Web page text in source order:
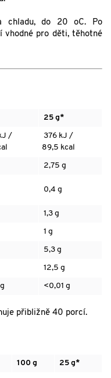
chladu, do 20 oC. Po
vhodné pro děti, těhotné
25 g*
/
376 kJ /
89,5 kcal
2,75 g
0,4 g
1,3 g
1 g
5,3 g
12,5 g
<0,01 g
přibližně 40 porcí.
100 g 25 g*